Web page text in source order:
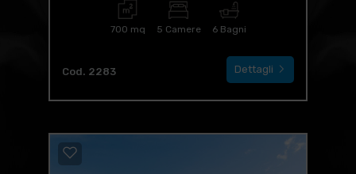
700 mq 5 Camere 6 Bagni
Cod. 2283 Dettagli